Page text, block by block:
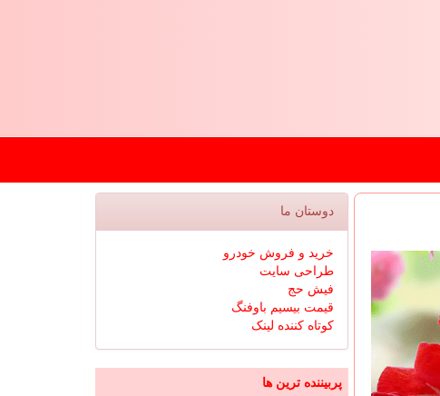
دوستان ما
خرید و فروش خودرو
طراحی سایت
فیش حج
قیمت بیسیم باوفنگ
کوتاه کننده لینک
پربیننده ترین ها